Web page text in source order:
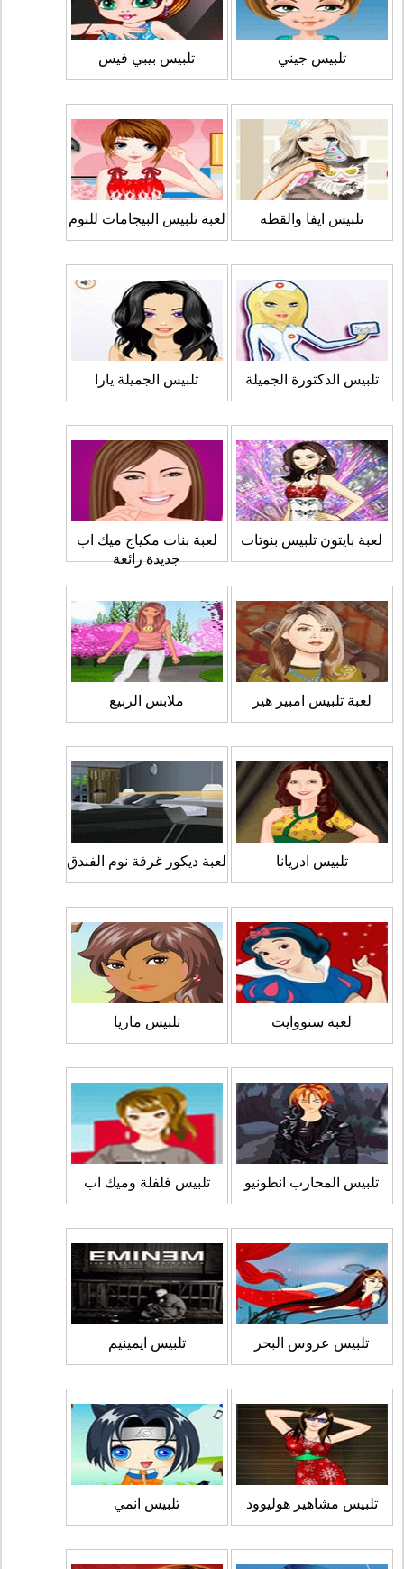
تلبيس جيني تلبيس بيبي فيس
تلبيس ايفا والقطه لعبة تلبيس البيجامات للنوم
تلبيس الدكتورة الجميلة تلبيس الجميلة يارا
لعبة بايتون تلبيس بنوتات
لعبة بنات مكياج ميك اب
جديدة رائعة
لعبة تلبيس امبير هير ملابس الربيع
تلبيس ادريانا لعبة ديكور غرفة نوم الفندق
لعبة سنووايت تلبيس ماريا
تلبيس المحارب انطونيو تلبيس فلفلة وميك اب
تلبيس عروس البحر تلبيس ايمينيم
تلبيس مشاهير هوليوود تلبيس انمي